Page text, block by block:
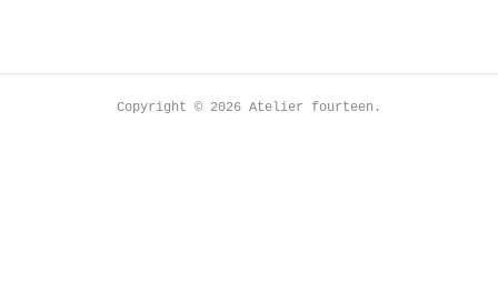
Copyright © 2026 Atelier fourteen .